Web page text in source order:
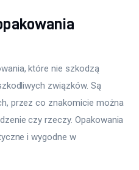
które nie szkodzą
związków. Są
przez co znakomicie można
czy rzeczy. Opakowania
i wygodne w